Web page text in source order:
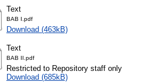
Text
BAB I.pdf
Download (463kB)
Text
BAB II.pdf
Restricted to Repository staff only
Download (685kB)